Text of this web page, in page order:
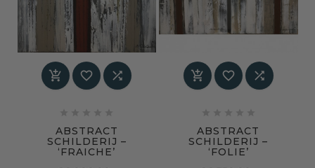
  
ABSTRACT
SCHILDERIJ –
‘FRAICHE’
  
ABSTRACT
SCHILDERIJ –
‘FOLIE’